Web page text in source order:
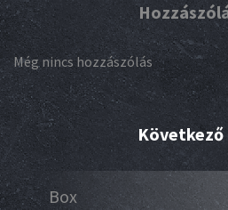
Még nincs hozzászólás
Box